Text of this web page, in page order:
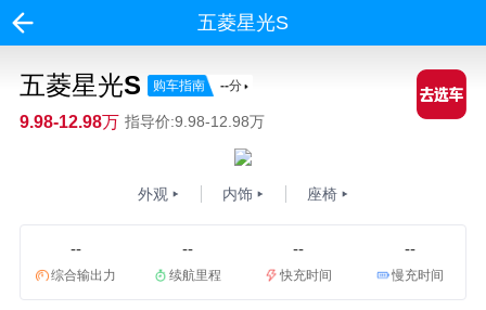
五菱星光S
五菱星光S 购车指南 --分
9.98-12.98万 指导价:9.98-12.98万
外观 内饰 座椅
--
综合输出力
--
续航里程
--
快充时间
--
慢充时间